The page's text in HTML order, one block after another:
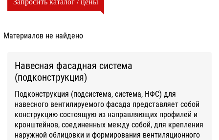
Запросить каталог / цены
Материалов не найдено
Навесная фасадная система
(подконструкция)
Подконструкция (подсистема, система, НФС) для
навесного вентилируемого фасада представляет собой
конструкцию состоящую из направляющих профилей и
кронштейнов, соединенных между собой, для крепления
наружной облицовки и формирования вентиляционного